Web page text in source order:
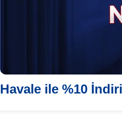
Havale ile %10